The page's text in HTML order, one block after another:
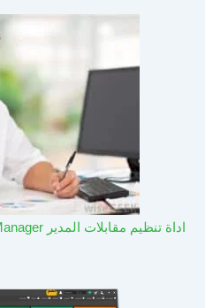
اداة تنظيم مقابلات المدير Interview Manager